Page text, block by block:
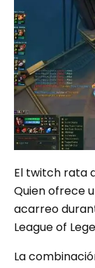
El twitch rata
Quien ofrece
acarreo
League of
La